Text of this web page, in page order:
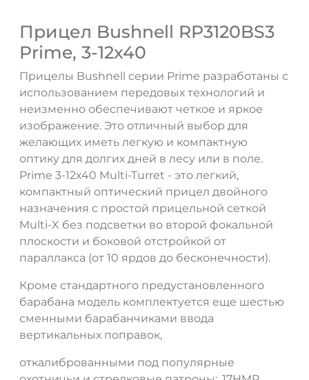
Прицел Bushnell RP3120BS3
Prime, 3-12x40
Прицелы Bushnell серии Prime разработаны с
использованием передовых технологий и
неизменно обеспечивают четкое и яркое
изображение. Это отличный выбор для
желающих иметь легкую и компактную
оптику для долгих дней в лесу или в поле.
Prime 3-12x40 Multi-Turret - это легкий,
компактный оптический прицел двойного
назначения с простой прицельной сеткой
Multi-X без подсветки во второй фокальной
плоскости и боковой отстройкой от
параллакса (от 10 ярдов до бесконечности).
Кроме стандартного предустановленного
барабана модель комплектуется еще шестью
сменными барабанчиками ввода
вертикальных поправок,
откалиброванными под популярные
ДА НЕТ